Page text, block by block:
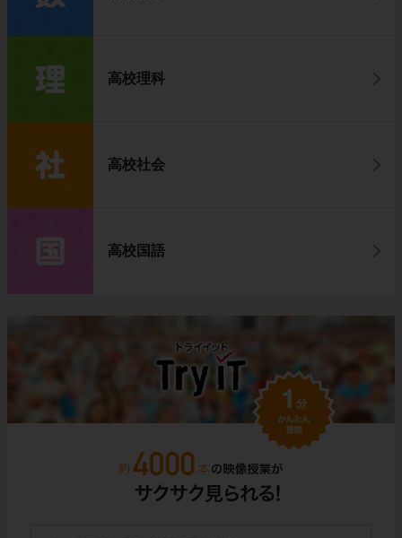
高校理科
高校社会
高校国語